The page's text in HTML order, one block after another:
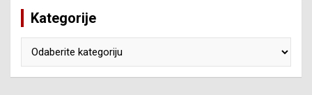
Kategorije